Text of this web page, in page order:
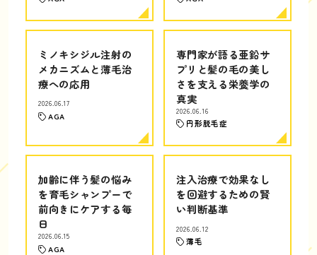
ミノキシジル注射の
メカニズムと薄毛治
療への応用
2026.06.17
AGA
専門家が語る亜鉛サ
プリと髪の毛の美し
さを支える栄養学の
真実
2026.06.16
円形脱毛症
加齢に伴う髪の悩み
を育毛シャンプーで
前向きにケアする毎
日
2026.06.15
AGA
注入治療で効果なし
を回避するための賢
い判断基準
2026.06.12
薄毛